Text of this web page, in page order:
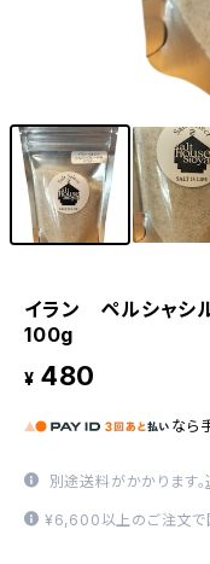
イラン ペルシャシ
100g
¥ 480
なら
別途送料がかかります。
¥6,600以上のご注文で